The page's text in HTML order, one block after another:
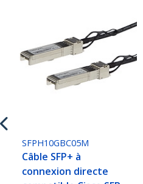
SFPH10GBC05M
Câble SFP+ à
connexion directe